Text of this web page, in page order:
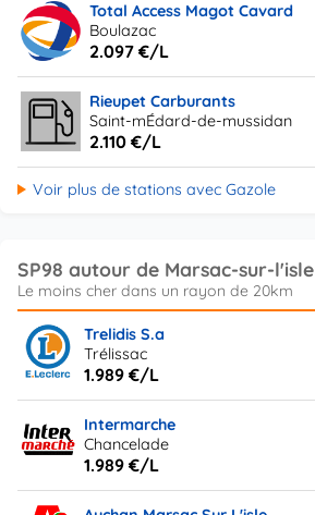
Total Access Magot Cavard
Boulazac
2.097 €/L
Rieupet Carburants
Saint-mÉdard-de-mussidan
2.110 €/L
Voir plus de stations avec Gazole
SP98 autour de Marsac-sur-l'isle
Trelidis S.a
Trélissac
1.989 €/L
Intermarche
Chancelade
1.989 €/L